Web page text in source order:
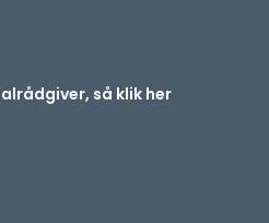
så klik her